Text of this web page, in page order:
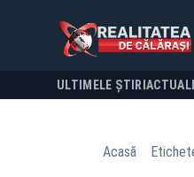
ULTIMELE ȘTIRI
Acasă